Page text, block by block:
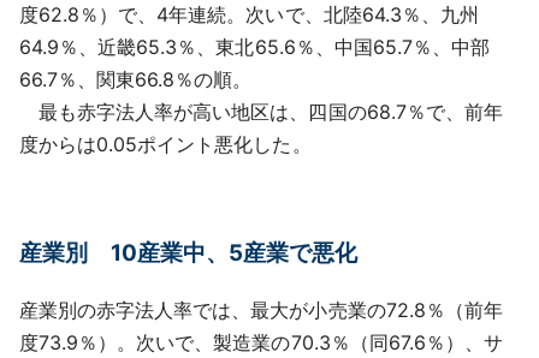
度62.8％）で、4年連続。次いで、北陸64.3％、九州
64.9％、近畿65.3％、東北65.6％、中国65.7％、中部
66.7％、関東66.8％の順。
最も赤字法人率が高い地区は、四国の68.7％で、前年
度からは0.05ポイント悪化した。
産業別 10産業中、5産業で悪化
産業別の赤字法人率では、最大が小売業の72.8％（前年
度73.9％）。次いで、製造業の70.3％（同67.6％）、サ